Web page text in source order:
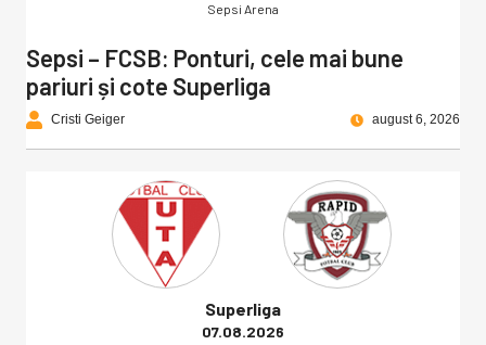
Sepsi Arena
Sepsi – FCSB: Ponturi, cele mai bune
pariuri și cote Superliga
Cristi Geiger august 6, 2026
Superliga
07.08.2026